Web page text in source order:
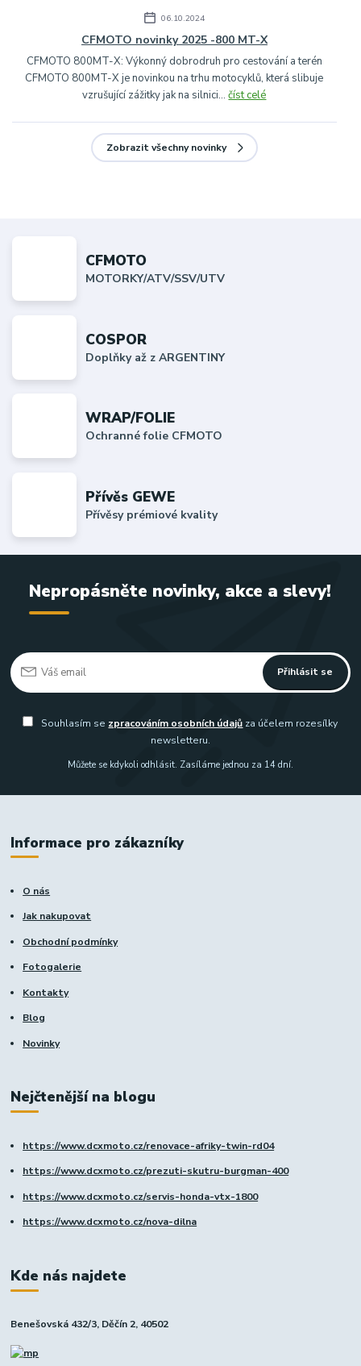
06.10.2024
CFMOTO novinky 2025 -800 MT-X
CFMOTO 800MT-X: Výkonný dobrodruh pro cestování a terén
CFMOTO 800MT-X je novinkou na trhu motocyklů, která slibuje
vzrušující zážitky jak na silnici...číst celé
Zobrazit všechny novinky
CFMOTO
MOTORKY/ATV/SSV/UTV
COSPOR
Doplňky až z ARGENTINY
WRAP/FOLIE
Ochranné folie CFMOTO
Přívěs GEWE
Přívěsy prémiové kvality
Nepropásněte novinky, akce a slevy!
Přihlásit se
Souhlasím se zpracováním osobních údajů za účelem rozesílky
newsletteru.
Můžete se kdykoli odhlásit. Zasíláme jednou za 14 dní.
Informace pro zákazníky
O nás
Jak nakupovat
Obchodní podmínky
Fotogalerie
Kontakty
Blog
Novinky
Nejčtenější na blogu
https://www.dcxmoto.cz/renovace-afriky-twin-rd04
https://www.dcxmoto.cz/prezuti-skutru-burgman-400
https://www.dcxmoto.cz/servis-honda-vtx-1800
https://www.dcxmoto.cz/nova-dilna
Kde nás najdete
Benešovská 432/3, Děčín 2, 40502